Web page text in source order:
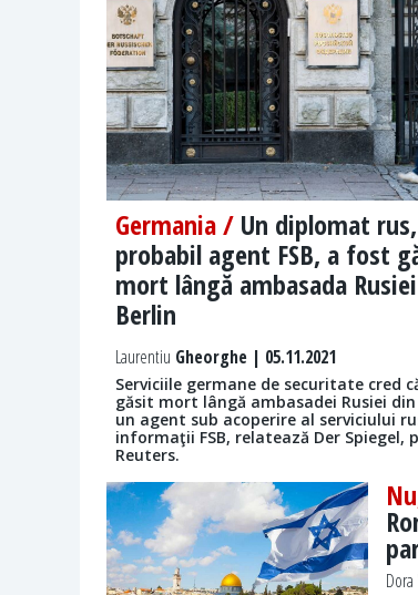
Germania / Un diplomat rus,
probabil agent FSB, a fost
mort lângă ambasada
Berlin
Laurentiu Gheorghe | 05.11.2021
Serviciile germane de securitate cred
găsit mort lângă ambasadei Rusiei
un agent sub acoperire al serviciului
informaţii FSB, relatează Der Spiegel,
Reuters.
Dora